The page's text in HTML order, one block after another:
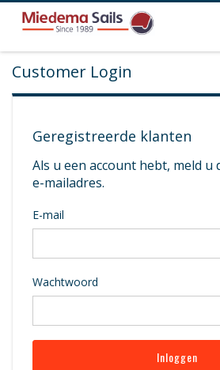
Customer Login
Geregistreerde klanten
Als u een account hebt, meld u
e-mailadres.
E-mail
Wachtwoord
Inloggen